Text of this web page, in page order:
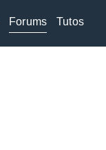
Forums Tutos